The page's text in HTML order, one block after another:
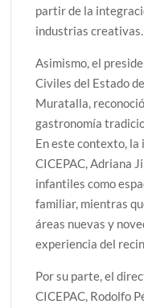
partir de la
industrias creativas.
Asimismo, el
Civiles del Estado
Muratalla,
gastronomía
En este contexto,
CICEPAC, Adriana
infantiles como
familiar, mientras
áreas nuevas y
experiencia del
Por su parte, el
CICEPAC, Rodolfo